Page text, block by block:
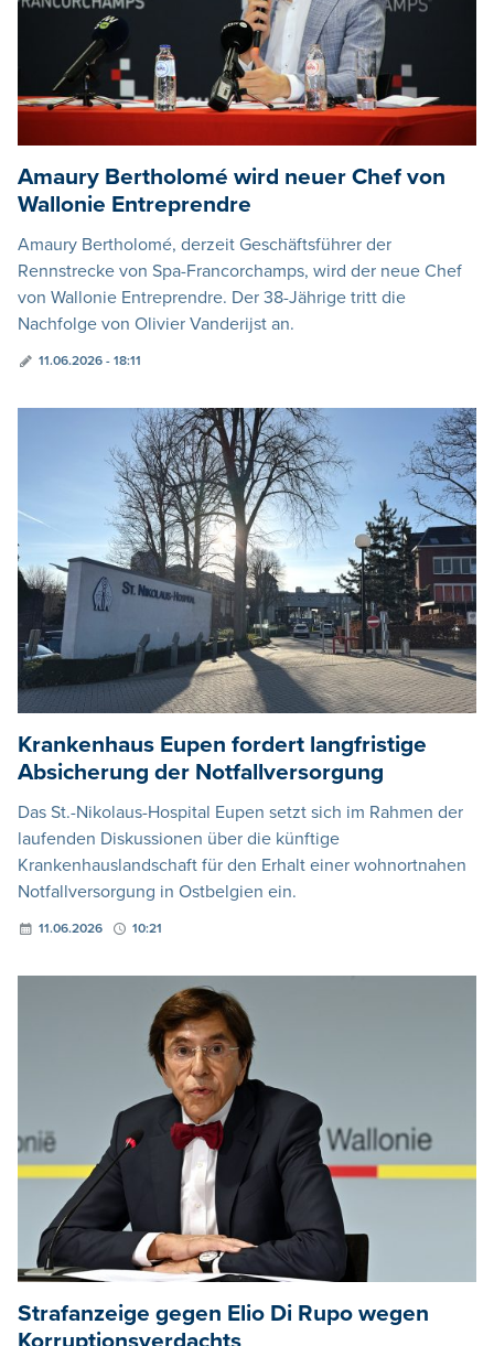
Amaury Bertholomé wird neuer Chef von
Wallonie Entreprendre
Amaury Bertholomé, derzeit Geschäftsführer der
Rennstrecke von Spa-Francorchamps, wird der neue Chef
von Wallonie Entreprendre. Der 38-Jährige tritt die
Nachfolge von Olivier Vanderijst an.
11.06.2026 - 18:11
Krankenhaus Eupen fordert langfristige
Absicherung der Notfallversorgung
Das St.-Nikolaus-Hospital Eupen setzt sich im Rahmen der
laufenden Diskussionen über die künftige
Krankenhauslandschaft für den Erhalt einer wohnortnahen
Notfallversorgung in Ostbelgien ein.
11.06.2026 10:21
Strafanzeige gegen Elio Di Rupo wegen